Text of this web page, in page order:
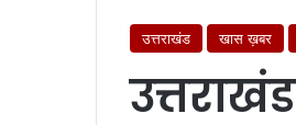
उत्तराखंड खास ख़बर